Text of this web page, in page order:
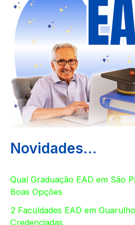
Novidades…
Qual Graduação EAD em São
Boas Opções
2 Faculdades EAD em
Credenciadas